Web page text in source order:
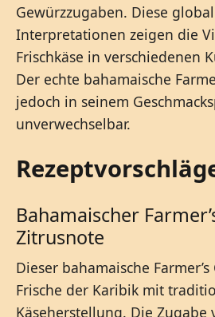
Gewürzzugaben. Diese
Interpretationen zeigen die
Frischkäse in verschiedenen
Der echte bahamaische
jedoch in seinem
unverwechselbar.
Bahamaischer
Zitrusnote
Dieser bahamaische
Frische der Karibik mit
Käseherstellung. Die Zugabe